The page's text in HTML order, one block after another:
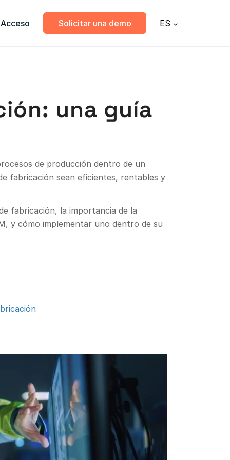
Acceso Solicitar una demo ES
una guía
de producción dentro de un
fabricación sean eficientes, rentables y
fabricación, la importancia de la
y cómo implementar uno dentro de su